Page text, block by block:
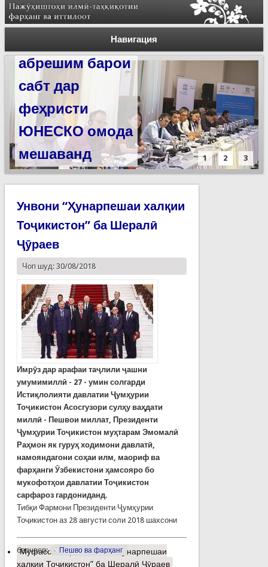
Навигация
Силсилаи
ёдгориҳои роҳи
абрешим барои
сабт дар
феҳристи
ЮНЕСКО омода
мешаванд
1 2 3
Унвони “Ҳунарпешаи халқии
Тоҷикистон” ба Шералӣ
Ҷӯраев
Чоп шуд: 30/08/2018
Имрӯз дар арафаи таҷлили ҷашни
умумимиллӣ - 27 - умин солгарди
Истиқлолияти давлатии Ҷумҳурии
Тоҷикистон Асосгузори сулҳу ваҳдати
миллӣ - Пешвои миллат, Президенти
Ҷумҳурии Тоҷикистон муҳтарам Эмомалӣ
Раҳмон як гуруҳ ходимони давлатӣ,
намояндагони соҳаи илм, маориф ва
фарҳанги Ӯзбекистони ҳамсояро бо
мукофотҳои давлатии Тоҷикистон
сарфароз гардониданд.
Тибқи Фармони Президенти Ҷумҳурии
Тоҷикистон аз 28 августи соли 2018 шахсони
барчасп: Пешво ва фарҳанг
Муфассалтаро Унвони “Ҳунарпешаи
халқии Тоҷикистон” ба Шералӣ Ҷӯраев